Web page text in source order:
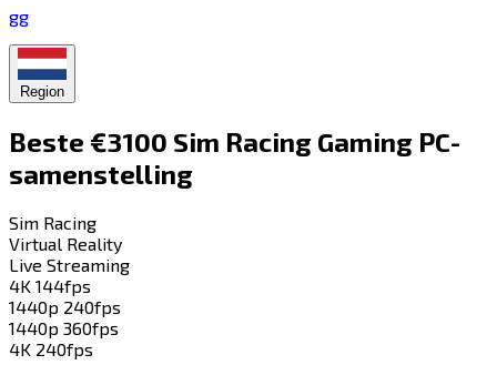
gg
Region
Beste €3100 Sim Racing Gaming PC-
samenstelling​​​​‌ ‍ ​‍​‍‌‍ ‌ ​‍‌‍‍‌‌‍‌ ‌‍‍‌‌‍ ‍​‍​‍​ ‍‍​‍​‍‌ ​ ‌‍​‌‌‍ ‍‌‍‍‌‌ ‌​‌ ‍‌​‍ ‍‌‍‍‌‌‍ ​‍​‍​‍ ​​‍​‍‌‍‍​‌ ​‍‌‍‌‌‌‍‌‍​‍​‍​ ‍‍​‍​‍​‍ ‌‍​‌‌‍‌​‌‍ ‌‌‍‍‌‌‍ ‍​‍ ‌‍‍‌‌‍ ‍‌ ‌​‌‍‌‌‌‍ ‍‌ ‌​​‍ ‌‍‌‌‌‍‌​‌‍‍‌‌ ‌​​‍ ‌‍ ‌‌‍ ‌‍‌​‌‍‌‌​ ‌‌ ​​‌ ​‍‌‍‌‌‌ ​ ‌‍‌‌‌‍ ‍‌ ‌​‌‍​‌‌ ‌​‌‍‍‌‌‍ ‌‍ ‍​ ‍ ‌‍‍‌‌‍‌​​ ‌​ ‌​​ ​​​ ​‍​ ‍​‌‍​ ​ ‌‍​ ‌‍‌‍​‍​‍ ‌‌‍​‌​ ‌‌​ ‌ ‌‍‌‌​‍ ‌​ ‌​​ ‌‍​ ‌‍​ ​‌​‍ ‌​ ‍​‌‍​‍​ ‍‌​ ‍​​‍ ‌‌‍​‍​ ‍​​ ‍​‌‍‌‍​ ​ ​ ​​​ ​​​ ‍​​ ‌​​ ​​‌‍​ ​ ‍​​ ‍ ‌ ‌​‌ ‍‌‌ ​​‌‍‌‌​ ‌‌‍​‍‌ ‌‌‌‍‍‌‌‍ ​‌‍‌​​ ‍ ‌ ​​‌‍​‌‌ ‌​‌‍‍​​ ‌‌‍‍‌​ ​‌​ ‍​‌‍ ‍‌‌ ‌‍ ‍‌‍​‌‌‍ ‌‌‍‌‌​‍‌‌​ ‌‌‌​​‍‌‌ ‌‍‍ ‌‍‌‌‌ ‍‌​‍‌‌​ ​ ‌​‌​​‍‌‌​ ​ ‌​‌​​‍‌‌​ ​‍​ ​‍‌‍ ‍‌‍ ​​‍‌‌​ ​‍​ ​‍​‍‌‌​ ‌‌‌​‌​​‍ ‍‌ ‌‍‌‍​‌‌‍ ​‌ ‌‌‌‍‌‌​ ‌‍​‍‌‍​‌‌ ​ ‌‍‌‌‌‌‌‌‌ ​‍‌‍ ​​ ‌​‍‌‌​ ​‍‌​‌‍‌‍​‌‌‍‌​‌‍ ‌‌‍‍‌‌‍ ‍​‍‌‍‌‍‍‌‌‍‌​​ ‌​ ‌​​ ​​​ ​‍​ ‍​‌‍​ ​ ‌‍​ ‌‍‌‍​‍​‍ ‌‌‍​‌​ ‌‌​ ‌ ‌‍‌‌​‍ ‌​ ‌​​ ‌‍​ ‌‍​ ​‌​‍ ‌​ ‍​‌‍​‍​ ‍‌​ ‍​​‍ ‌‌‍​‍​ ‍​​ ‍​‌‍‌‍​ ​ ​ ​​​ ​​​ ‍​​ ‌​​ ​​‌‍​ ​ ‍​​‍‌‍‌ ‌​‌ ‍‌‌ ​​‌‍‌‌​ ‌‌‍​‍‌ ‌‌‌‍‍‌‌‍ ​‌‍‌​​‍‌‍‌ ​​‌‍​‌‌ ‌​‌‍‍​​ ‌‌‍‍‌​ ​‌​ ‍​‌‍ ‍‌‌ ‌‍ ‍‌‍​‌‌‍ ‌‌‍‌‌​‍‌‌​ ‌‌‌​​‍‌‌ ‌‍‍ ‌‍‌‌‌ ‍‌​‍‌‌​ ​ ‌​‌​​‍‌‌​ ​ ‌​‌​​‍‌‌​ ​‍​ ​‍‌‍ ‍‌‍ ​​‍‌‌​ ​‍​ ​‍​‍‌‌​ ‌‌‌​‌​​‍ ‍‌ ‌‍‌‍​‌‌‍ ​‌ ‌‌‌‍‌‌​‍‌‍‌ ​​‌‍‌‌‌ ​‍‌ ​ ‌ ​​‌‍‌‌‌‍​ ‌ ‌​‌‍‍‌‌ ‌‍‌‍‌‌​ ‌‌ ​​‌ ‌‌‌‍​‍‌‍ ​‌‍‍‌‌ ​ ‌‍‍​‌‍‌‌‌‍‌​​‍​‍‌ ‌
Sim Racing​​​​‌ ‍ ​‍​‍‌‍ ‌ ​‍‌‍‍‌‌‍‌ ‌‍‍‌‌‍ ‍​‍​‍​ ‍‍​‍​‍‌ ​ ‌‍​‌‌‍ ‍‌‍‍‌‌ ‌​‌ ‍‌​‍ ‍‌‍‍‌‌‍ ​‍​‍​‍ ​​‍​‍‌‍‍​‌ ​‍‌‍‌‌‌‍‌‍​‍​‍​ ‍‍​‍​‍​‍ ‌‍​‌‌‍‌​‌‍ ‌‌‍‍‌‌‍ ‍​‍ ‌‍‍‌‌‍ ‍‌ ‌​‌‍‌‌‌‍ ‍‌ ‌​​‍ ‌‍‌‌‌‍‌​‌‍‍‌‌ ‌​​‍ ‌‍ ‌‌‍ ‌‍‌​‌‍‌‌​ ‌‌ ​​‌ ​‍‌‍‌‌‌ ​ ‌‍‌‌‌‍ ‍‌ ‌​‌‍​‌‌ ‌​‌‍‍‌‌‍ ‌‍ ‍​ ‍ ‌‍‍‌‌‍‌​​ ‌​ ‌​​ ‌‍‌‍‌‌​ ‌​​ ​‍​ ‌ ​ ‌ ​ ‍‌​‍ ‌‌‍‌​‌‍‌‌​ ‍‌​ ‍​​‍ ‌​ ‌​‌‍‌​‌‍‌‍​ ‌‍​‍ ‌​ ‍‌‌‍​ ​ ‌​​ ​​​‍ ‌​ ‌‌‌‍‌​​ ​​​ ‌​​ ​‌​ ​‍‌‍​‌‌‍‌‍‌‍‌​​ ‌ ‌‍‌​‌‍‌‍​ ‍ ‌ ‌​‌ ‍‌‌ ​​‌‍‌‌​ ‌‌ ‌​‌‍​‌‌‍‌ ​ ‍ ‌ ​​‌‍​‌‌ ‌​‌‍‍​​ ‌‌‍ ‍‌‍​‌‌‍ ‌‌‍‌‌​ ‌‍​‍‌‍​‌‌ ​ ‌‍‌‌‌‌‌‌‌ ​‍‌‍ ​​ ‌​‍‌‌​ ​‍‌​‌‍‌‍​‌‌‍‌​‌‍ ‌‌‍‍‌‌‍ ‍​‍‌‍‌‍‍‌‌‍‌​​ ‌​ ‌​​ ‌‍‌‍‌‌​ ‌​​ ​‍​ ‌ ​ ‌ ​ ‍‌​‍ ‌‌‍‌​‌‍‌‌​ ‍‌​ ‍​​‍ ‌​ ‌​‌‍‌​‌‍‌‍​ ‌‍​‍ ‌​ ‍‌‌‍​ ​ ‌​​ ​​​‍ ‌​ ‌‌‌‍‌​​ ​​​ ‌​​ ​‌​ ​‍‌‍​‌‌‍‌‍‌‍‌​​ ‌ ‌‍‌​‌‍‌‍​‍‌‍‌ ‌​‌ ‍‌‌ ​​‌‍‌‌​ ‌‌ ‌​‌‍​‌‌‍‌ ​‍‌‍‌ ​​‌‍​‌‌ ‌​‌‍‍​​ ‌‌‍ ‍‌‍​‌‌‍ ‌‌‍‌‌​‍‌‍‌ ​​‌‍‌‌‌ ​‍‌ ​ ‌ ​​‌‍‌‌‌‍​ ‌ ‌​‌‍‍‌‌ ‌‍‌‍‌‌​ ‌‌ ​​‌ ‌‌‌‍​‍‌‍ ​‌‍‍‌‌ ​ ‌‍‍​‌‍‌‌‌‍‌​​‍​‍‌ ‌
Virtual Reality​​​​‌ ‍ ​‍​‍‌‍ ‌ ​‍‌‍‍‌‌‍‌ ‌‍‍‌‌‍ ‍​‍​‍​ ‍‍​‍​‍‌ ​ ‌‍​‌‌‍ ‍‌‍‍‌‌ ‌​‌ ‍‌​‍ ‍‌‍‍‌‌‍ ​‍​‍​‍ ​​‍​‍‌‍‍​‌ ​‍‌‍‌‌‌‍‌‍​‍​‍​ ‍‍​‍​‍​‍ ‌‍​‌‌‍‌​‌‍ ‌‌‍‍‌‌‍ ‍​‍ ‌‍‍‌‌‍ ‍‌ ‌​‌‍‌‌‌‍ ‍‌ ‌​​‍ ‌‍‌‌‌‍‌​‌‍‍‌‌ ‌​​‍ ‌‍ ‌‌‍ ‌‍‌​‌‍‌‌​ ‌‌ ​​‌ ​‍‌‍‌‌‌ ​ ‌‍‌‌‌‍ ‍‌ ‌​‌‍​‌‌ ‌​‌‍‍‌‌‍ ‌‍ ‍​ ‍ ‌‍‍‌‌‍‌​​ ‌​ ​‌​ ​‌‌‍​‌​ ‍‌‌‍‌‌‌‍​‍​ ‌ ​ ​‍​‍ ‌​ ‌​‌‍‌​​ ​‍​ ‌​​‍ ‌​ ‌​​ ​​‌‍‌​​ ​‍​‍ ‌‌‍​‌‌‍​‌‌‍‌​‌‍​‌​‍ ‌‌‍‌‍‌‍‌​‌‍​‍​ ‍‌​ ‌ ​ ‌‍‌‍​‌​ ‌ ‌‍​‍​ ‍​​ ‍‌‌‍‌‍​ ‍ ‌ ‌​‌ ‍‌‌ ​​‌‍‌‌​ ‌‌ ‌​‌‍​‌‌‍‌ ​ ‍ ‌ ​​‌‍​‌‌ ‌​‌‍‍​​ ‌‌‍ ‍‌‍​‌‌‍ ‌‌‍‌‌​ ‌‍​‍‌‍​‌‌ ​ ‌‍‌‌‌‌‌‌‌ ​‍‌‍ ​​ ‌​‍‌‌​ ​‍‌​‌‍‌‍​‌‌‍‌​‌‍ ‌‌‍‍‌‌‍ ‍​‍‌‍‌‍‍‌‌‍‌​​ ‌​ ​‌​ ​‌‌‍​‌​ ‍‌‌‍‌‌‌‍​‍​ ‌ ​ ​‍​‍ ‌​ ‌​‌‍‌​​ ​‍​ ‌​​‍ ‌​ ‌​​ ​​‌‍‌​​ ​‍​‍ ‌‌‍​‌‌‍​‌‌‍‌​‌‍​‌​‍ ‌‌‍‌‍‌‍‌​‌‍​‍​ ‍‌​ ‌ ​ ‌‍‌‍​‌​ ‌ ‌‍​‍​ ‍​​ ‍‌‌‍‌‍​‍‌‍‌ ‌​‌ ‍‌‌ ​​‌‍‌‌​ ‌‌ ‌​‌‍​‌‌‍‌ ​‍‌‍‌ ​​‌‍​‌‌ ‌​‌‍‍​​ ‌‌‍ ‍‌‍​‌‌‍ ‌‌‍‌‌​‍‌‍‌ ​​‌‍‌‌‌ ​‍‌ ​ ‌ ​​‌‍‌‌‌‍​ ‌ ‌​‌‍‍‌‌ ‌‍‌‍‌‌​ ‌‌ ​​‌ ‌‌‌‍​‍‌‍ ​‌‍‍‌‌ ​ ‌‍‍​‌‍‌‌‌‍‌​​‍​‍‌ ‌
Live Streaming​​​​‌ ‍ ​‍​‍‌‍ ‌ ​‍‌‍‍‌‌‍‌ ‌‍‍‌‌‍ ‍​‍​‍​ ‍‍​‍​‍‌ ​ ‌‍​‌‌‍ ‍‌‍‍‌‌ ‌​‌ ‍‌​‍ ‍‌‍‍‌‌‍ ​‍​‍​‍ ​​‍​‍‌‍‍​‌ ​‍‌‍‌‌‌‍‌‍​‍​‍​ ‍‍​‍​‍​‍ ‌‍​‌‌‍‌​‌‍ ‌‌‍‍‌‌‍ ‍​‍ ‌‍‍‌‌‍ ‍‌ ‌​‌‍‌‌‌‍ ‍‌ ‌​​‍ ‌‍‌‌‌‍‌​‌‍‍‌‌ ‌​​‍ ‌‍ ‌‌‍ ‌‍‌​‌‍‌‌​ ‌‌ ​​‌ ​‍‌‍‌‌‌ ​ ‌‍‌‌‌‍ ‍‌ ‌​‌‍​‌‌ ‌​‌‍‍‌‌‍ ‌‍ ‍​ ‍ ‌‍‍‌‌‍‌​​ ‌​ ​‌‌‍​‍​ ‌‍‌‍​‌‌‍​ ​ ​‌‌‍​‍​ ​‍​‍ ‌‌‍‌​​ ‌ ​ ‍​​ ‌‍​‍ ‌​ ‌​​ ‍​‌‍‌‌​ ‍‌​‍ ‌‌‍​‍​ ​‌‌‍‌‌‌‍‌​​‍ ‌​ ​​‌‍​‍​ ‍‌​ ‌ ‌‍​‍‌‍‌​​ ‌ ​ ‌ ​ ​‌‌‍‌​​ ​​‌‍‌​​ ‍ ‌ ‌​‌ ‍‌‌ ​​‌‍‌‌​ ‌‌ ‌​‌‍​‌‌‍‌ ​ ‍ ‌ ​​‌‍​‌‌ ‌​‌‍‍​​ ‌‌‍ ‍‌‍​‌‌‍ ‌‌‍‌‌​ ‌‍​‍‌‍​‌‌ ​ ‌‍‌‌‌‌‌‌‌ ​‍‌‍ ​​ ‌​‍‌‌​ ​‍‌​‌‍‌‍​‌‌‍‌​‌‍ ‌‌‍‍‌‌‍ ‍​‍‌‍‌‍‍‌‌‍‌​​ ‌​ ​‌‌‍​‍​ ‌‍‌‍​‌‌‍​ ​ ​‌‌‍​‍​ ​‍​‍ ‌‌‍‌​​ ‌ ​ ‍​​ ‌‍​‍ ‌​ ‌​​ ‍​‌‍‌‌​ ‍‌​‍ ‌‌‍​‍​ ​‌‌‍‌‌‌‍‌​​‍ ‌​ ​​‌‍​‍​ ‍‌​ ‌ ‌‍​‍‌‍‌​​ ‌ ​ ‌ ​ ​‌‌‍‌​​ ​​‌‍‌​​‍‌‍‌ ‌​‌ ‍‌‌ ​​‌‍‌‌​ ‌‌ ‌​‌‍​‌‌‍‌ ​‍‌‍‌ ​​‌‍​‌‌ ‌​‌‍‍​​ ‌‌‍ ‍‌‍​‌‌‍ ‌‌‍‌‌​‍‌‍‌ ​​‌‍‌‌‌ ​‍‌ ​ ‌ ​​‌‍‌‌‌‍​ ‌ ‌​‌‍‍‌‌ ‌‍‌‍‌‌​ ‌‌ ​​‌ ‌‌‌‍​‍‌‍ ​‌‍‍‌‌ ​ ‌‍‍​‌‍‌‌‌‍‌​​‍​‍‌ ‌
4K 144fps​​​​‌ ‍ ​‍​‍‌‍ ‌ ​‍‌‍‍‌‌‍‌ ‌‍‍‌‌‍ ‍​‍​‍​ ‍‍​‍​‍‌ ​ ‌‍​‌‌‍ ‍‌‍‍‌‌ ‌​‌ ‍‌​‍ ‍‌‍‍‌‌‍ ​‍​‍​‍ ​​‍​‍‌‍‍​‌ ​‍‌‍‌‌‌‍‌‍​‍​‍​ ‍‍​‍​‍​‍ ‌‍​‌‌‍‌​‌‍ ‌‌‍‍‌‌‍ ‍​‍ ‌‍‍‌‌‍ ‍‌ ‌​‌‍‌‌‌‍ ‍‌ ‌​​‍ ‌‍‌‌‌‍‌​‌‍‍‌‌ ‌​​‍ ‌‍ ‌‌‍ ‌‍‌​‌‍‌‌​ ‌‌ ​​‌ ​‍‌‍‌‌‌ ​ ‌‍‌‌‌‍ ‍‌ ‌​‌‍​‌‌ ‌​‌‍‍‌‌‍ ‌‍ ‍​ ‍ ‌‍‍‌‌‍‌​​ ‌​ ‌ ‌‍​‍‌‍‌‍​ ​‍‌‍‌‍‌‍‌​​ ​‍‌‍‌‌​‍ ‌‌‍​‍‌‍​ ​ ‌​​ ​‍​‍ ‌​ ‌​​ ‍‌​ ‍​​ ‍‌​‍ ‌​ ‍​‌‍‌​​ ​ ​ ‌​​‍ ‌​ ‌‍‌‍​‌​ ‍​​ ​​​ ‍​​ ‍​​ ​ ​ ‌​​ ​ ​ ‌​​ ‍​‌‍​‌​ ‍ ‌ ‌​‌ ‍‌‌ ​​‌‍‌‌​ ‌‌ ​​‌‍‌‌‌ ​‍‌‍‌‍‌‍ ‌ ​‍‌‍ ‌‌‍​‌‌‍ ‍‌‍​ ‌‍‌‌​ ‍ ‌ ​​‌‍​‌‌ ‌​‌‍‍​​ ‌‌‍ ‍‌‍​‌‌‍ ‌‌‍‌‌​ ‌‍​‍‌‍​‌‌ ​ ‌‍‌‌‌‌‌‌‌ ​‍‌‍ ​​ ‌​‍‌‌​ ​‍‌​‌‍‌‍​‌‌‍‌​‌‍ ‌‌‍‍‌‌‍ ‍​‍‌‍‌‍‍‌‌‍‌​​ ‌​ ‌ ‌‍​‍‌‍‌‍​ ​‍‌‍‌‍‌‍‌​​ ​‍‌‍‌‌​‍ ‌‌‍​‍‌‍​ ​ ‌​​ ​‍​‍ ‌​ ‌​​ ‍‌​ ‍​​ ‍‌​‍ ‌​ ‍​‌‍‌​​ ​ ​ ‌​​‍ ‌​ ‌‍‌‍​‌​ ‍​​ ​​​ ‍​​ ‍​​ ​ ​ ‌​​ ​ ​ ‌​​ ‍​‌‍​‌​‍‌‍‌ ‌​‌ ‍‌‌ ​​‌‍‌‌​ ‌‌ ​​‌‍‌‌‌ ​‍‌‍‌‍‌‍ ‌ ​‍‌‍ ‌‌‍​‌‌‍ ‍‌‍​ ‌‍‌‌​‍‌‍‌ ​​‌‍​‌‌ ‌​‌‍‍​​ ‌‌‍ ‍‌‍​‌‌‍ ‌‌‍‌‌​‍‌‍‌ ​​‌‍‌‌‌ ​‍‌ ​ ‌ ​​‌‍‌‌‌‍​ ‌ ‌​‌‍‍‌‌ ‌‍‌‍‌‌​ ‌‌ ​​‌ ‌‌‌‍​‍‌‍ ​‌‍‍‌‌ ​ ‌‍‍​‌‍‌‌‌‍‌​​‍​‍‌ ‌
1440p 240fps​​​​‌ ‍ ​‍​‍‌‍ ‌ ​‍‌‍‍‌‌‍‌ ‌‍‍‌‌‍ ‍​‍​‍​ ‍‍​‍​‍‌ ​ ‌‍​‌‌‍ ‍‌‍‍‌‌ ‌​‌ ‍‌​‍ ‍‌‍‍‌‌‍ ​‍​‍​‍ ​​‍​‍‌‍‍​‌ ​‍‌‍‌‌‌‍‌‍​‍​‍​ ‍‍​‍​‍​‍ ‌‍​‌‌‍‌​‌‍ ‌‌‍‍‌‌‍ ‍​‍ ‌‍‍‌‌‍ ‍‌ ‌​‌‍‌‌‌‍ ‍‌ ‌​​‍ ‌‍‌‌‌‍‌​‌‍‍‌‌ ‌​​‍ ‌‍ ‌‌‍ ‌‍‌​‌‍‌‌​ ‌‌ ​​‌ ​‍‌‍‌‌‌ ​ ‌‍‌‌‌‍ ‍‌ ‌​‌‍​‌‌ ‌​‌‍‍‌‌‍ ‌‍ ‍​ ‍ ‌‍‍‌‌‍‌​​ ‌‌‍​‍​ ​‌​ ​ ‌‍‌‍​ ​‍‌‍‌‍‌‍​ ​ ‍​​‍ ‌​ ​‌‌‍‌‌‌‍​‌​ ​‌​‍ ‌​ ‌​‌‍​‌‌‍​ ​ ​‍​‍ ‌​ ‍​​ ​​​ ‌‍‌‍​ ​‍ ‌‌‍​‌​ ​​​ ‍​​ ‍​​ ‍​​ ‌‍​ ‌ ​ ‌ ​ ​‍​ ‍​​ ​ ​ ​ ​ ‍ ‌ ‌​‌ ‍‌‌ ​​‌‍‌‌​ ‌‌ ​​‌‍‌‌‌ ​‍‌‍‌‍‌‍ ‌ ​‍‌‍ ‌‌‍​‌‌‍ ‍‌‍​ ‌‍‌‌​ ‍ ‌ ​​‌‍​‌‌ ‌​‌‍‍​​ ‌‌‍ ‍‌‍​‌‌‍ ‌‌‍‌‌​ ‌‍​‍‌‍​‌‌ ​ ‌‍‌‌‌‌‌‌‌ ​‍‌‍ ​​ ‌​‍‌‌​ ​‍‌​‌‍‌‍​‌‌‍‌​‌‍ ‌‌‍‍‌‌‍ ‍​‍‌‍‌‍‍‌‌‍‌​​ ‌‌‍​‍​ ​‌​ ​ ‌‍‌‍​ ​‍‌‍‌‍‌‍​ ​ ‍​​‍ ‌​ ​‌‌‍‌‌‌‍​‌​ ​‌​‍ ‌​ ‌​‌‍​‌‌‍​ ​ ​‍​‍ ‌​ ‍​​ ​​​ ‌‍‌‍​ ​‍ ‌‌‍​‌​ ​​​ ‍​​ ‍​​ ‍​​ ‌‍​ ‌ ​ ‌ ​ ​‍​ ‍​​ ​ ​ ​ ​‍‌‍‌ ‌​‌ ‍‌‌ ​​‌‍‌‌​ ‌‌ ​​‌‍‌‌‌ ​‍‌‍‌‍‌‍ ‌ ​‍‌‍ ‌‌‍​‌‌‍ ‍‌‍​ ‌‍‌‌​‍‌‍‌ ​​‌‍​‌‌ ‌​‌‍‍​​ ‌‌‍ ‍‌‍​‌‌‍ ‌‌‍‌‌​‍‌‍‌ ​​‌‍‌‌‌ ​‍‌ ​ ‌ ​​‌‍‌‌‌‍​ ‌ ‌​‌‍‍‌‌ ‌‍‌‍‌‌​ ‌‌ ​​‌ ‌‌‌‍​‍‌‍ ​‌‍‍‌‌ ​ ‌‍‍​‌‍‌‌‌‍‌​​‍​‍‌ ‌
1440p 360fps​​​​‌ ‍ ​‍​‍‌‍ ‌ ​‍‌‍‍‌‌‍‌ ‌‍‍‌‌‍ ‍​‍​‍​ ‍‍​‍​‍‌ ​ ‌‍​‌‌‍ ‍‌‍‍‌‌ ‌​‌ ‍‌​‍ ‍‌‍‍‌‌‍ ​‍​‍​‍ ​​‍​‍‌‍‍​‌ ​‍‌‍‌‌‌‍‌‍​‍​‍​ ‍‍​‍​‍​‍ ‌‍​‌‌‍‌​‌‍ ‌‌‍‍‌‌‍ ‍​‍ ‌‍‍‌‌‍ ‍‌ ‌​‌‍‌‌‌‍ ‍‌ ‌​​‍ ‌‍‌‌‌‍‌​‌‍‍‌‌ ‌​​‍ ‌‍ ‌‌‍ ‌‍‌​‌‍‌‌​ ‌‌ ​​‌ ​‍‌‍‌‌‌ ​ ‌‍‌‌‌‍ ‍‌ ‌​‌‍​‌‌ ‌​‌‍‍‌‌‍ ‌‍ ‍​ ‍ ‌‍‍‌‌‍‌​​ ‌​ ‌‍​ ‌‌​ ‍​‌‍​‍​ ‌​​ ‌​‌‍‌​‌‍​ ​‍ ‌​ ‌​​ ‌‍‌‍​ ​ ‌​​‍ ‌​ ‌​​ ‌‌​ ‍​​ ​‌​‍ ‌​ ‍‌​ ‌‌‌‍‌‍​ ‌ ​‍ ‌​ ​ ​ ‌ ​ ‍‌‌‍‌‌​ ‌‌​ ​ ​ ‌‍‌‍​ ​ ​‍​ ‌​‌‍‌‍​ ‍‌​ ‍ ‌ ‌​‌ ‍‌‌ ​​‌‍‌‌​ ‌‌ ​​‌‍‌‌‌ ​‍‌‍‌‍‌‍ ‌ ​‍‌‍ ‌‌‍​‌‌‍ ‍‌‍​ ‌‍‌‌​ ‍ ‌ ​​‌‍​‌‌ ‌​‌‍‍​​ ‌‌‍ ‍‌‍​‌‌‍ ‌‌‍‌‌​ ‌‍​‍‌‍​‌‌ ​ ‌‍‌‌‌‌‌‌‌ ​‍‌‍ ​​ ‌​‍‌‌​ ​‍‌​‌‍‌‍​‌‌‍‌​‌‍ ‌‌‍‍‌‌‍ ‍​‍‌‍‌‍‍‌‌‍‌​​ ‌​ ‌‍​ ‌‌​ ‍​‌‍​‍​ ‌​​ ‌​‌‍‌​‌‍​ ​‍ ‌​ ‌​​ ‌‍‌‍​ ​ ‌​​‍ ‌​ ‌​​ ‌‌​ ‍​​ ​‌​‍ ‌​ ‍‌​ ‌‌‌‍‌‍​ ‌ ​‍ ‌​ ​ ​ ‌ ​ ‍‌‌‍‌‌​ ‌‌​ ​ ​ ‌‍‌‍​ ​ ​‍​ ‌​‌‍‌‍​ ‍‌​‍‌‍‌ ‌​‌ ‍‌‌ ​​‌‍‌‌​ ‌‌ ​​‌‍‌‌‌ ​‍‌‍‌‍‌‍ ‌ ​‍‌‍ ‌‌‍​‌‌‍ ‍‌‍​ ‌‍‌‌​‍‌‍‌ ​​‌‍​‌‌ ‌​‌‍‍​​ ‌‌‍ ‍‌‍​‌‌‍ ‌‌‍‌‌​‍‌‍‌ ​​‌‍‌‌‌ ​‍‌ ​ ‌ ​​‌‍‌‌‌‍​ ‌ ‌​‌‍‍‌‌ ‌‍‌‍‌‌​ ‌‌ ​​‌ ‌‌‌‍​‍‌‍ ​‌‍‍‌‌ ​ ‌‍‍​‌‍‌‌‌‍‌​​‍​‍‌ ‌
4K 240fps​​​​‌ ‍ ​‍​‍‌‍ ‌ ​‍‌‍‍‌‌‍‌ ‌‍‍‌‌‍ ‍​‍​‍​ ‍‍​‍​‍‌ ​ ‌‍​‌‌‍ ‍‌‍‍‌‌ ‌​‌ ‍‌​‍ ‍‌‍‍‌‌‍ ​‍​‍​‍ ​​‍​‍‌‍‍​‌ ​‍‌‍‌‌‌‍‌‍​‍​‍​ ‍‍​‍​‍​‍ ‌‍​‌‌‍‌​‌‍ ‌‌‍‍‌‌‍ ‍​‍ ‌‍‍‌‌‍ ‍‌ ‌​‌‍‌‌‌‍ ‍‌ ‌​​‍ ‌‍‌‌‌‍‌​‌‍‍‌‌ ‌​​‍ ‌‍ ‌‌‍ ‌‍‌​‌‍‌‌​ ‌‌ ​​‌ ​‍‌‍‌‌‌ ​ ‌‍‌‌‌‍ ‍‌ ‌​‌‍​‌‌ ‌​‌‍‍‌‌‍ ‌‍ ‍​ ‍ ‌‍‍‌‌‍‌​​ ‌‌‍​‍​ ‌‍​ ​‍‌‍‌‌‌‍​‌​ ​‍‌‍​‍​ ‌​​‍ ‌​ ​​​ ‌​‌‍‌‍​ ‌​​‍ ‌​ ‌​‌‍‌​‌‍​‍​ ​‌​‍ ‌‌‍​‌​ ‌ ​ ‌​​ ​‌​‍ ‌​ ‌‌​ ‍​​ ‌​​ ‌‍​ ​ ​ ‍​‌‍‌‍​ ‌‌​ ‍​​ ‌‍​ ‌​‌‍‌‌​ ‍ ‌ ‌​‌ ‍‌‌ ​​‌‍‌‌​ ‌‌ ​​‌‍‌‌‌ ​‍‌‍‌‍‌‍ ‌ ​‍‌‍ ‌‌‍​‌‌‍ ‍‌‍​ ‌‍‌‌​ ‍ ‌ ​​‌‍​‌‌ ‌​‌‍‍​​ ‌‌‍ ‍‌‍​‌‌‍ ‌‌‍‌‌​ ‌‍​‍‌‍​‌‌ ​ ‌‍‌‌‌‌‌‌‌ ​‍‌‍ ​​ ‌​‍‌‌​ ​‍‌​‌‍‌‍​‌‌‍‌​‌‍ ‌‌‍‍‌‌‍ ‍​‍‌‍‌‍‍‌‌‍‌​​ ‌‌‍​‍​ ‌‍​ ​‍‌‍‌‌‌‍​‌​ ​‍‌‍​‍​ ‌​​‍ ‌​ ​​​ ‌​‌‍‌‍​ ‌​​‍ ‌​ ‌​‌‍‌​‌‍​‍​ ​‌​‍ ‌‌‍​‌​ ‌ ​ ‌​​ ​‌​‍ ‌​ ‌‌​ ‍​​ ‌​​ ‌‍​ ​ ​ ‍​‌‍‌‍​ ‌‌​ ‍​​ ‌‍​ ‌​‌‍‌‌​‍‌‍‌ ‌​‌ ‍‌‌ ​​‌‍‌‌​ ‌‌ ​​‌‍‌‌‌ ​‍‌‍‌‍‌‍ ‌ ​‍‌‍ ‌‌‍​‌‌‍ ‍‌‍​ ‌‍‌‌​‍‌‍‌ ​​‌‍​‌‌ ‌​‌‍‍​​ ‌‌‍ ‍‌‍​‌‌‍ ‌‌‍‌‌​‍‌‍‌ ​​‌‍‌‌‌ ​‍‌ ​ ‌ ​​‌‍‌‌‌‍​ ‌ ‌​‌‍‍‌‌ ‌‍‌‍‌‌​ ‌‌ ​​‌ ‌‌‌‍​‍‌‍ ​‌‍‍‌‌ ​ ‌‍‍​‌‍‌‌‌‍‌​​‍​‍‌ ‌